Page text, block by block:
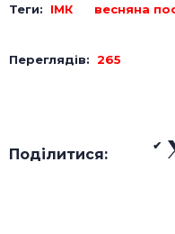
Теги: ІМК весняна
Переглядів: 265
Поділитися: